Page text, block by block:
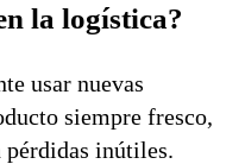
la logística?
usar nuevas
siempre fresco,
pérdidas inútiles.